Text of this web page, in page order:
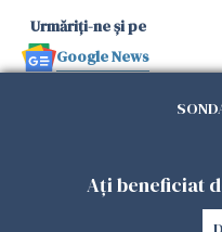
Urmăriți-ne și pe
Google News
Politica de
confidențialitate
Politica
Ați beneficiat